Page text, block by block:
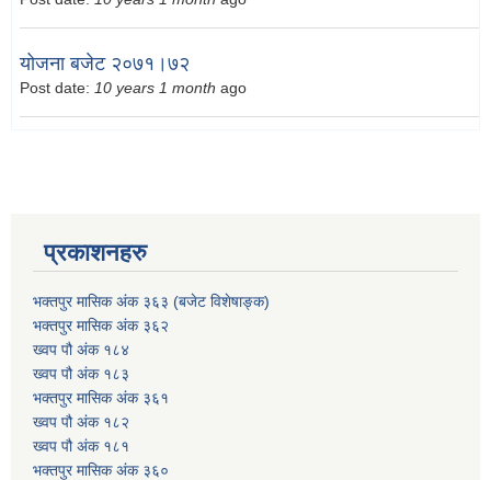
योजना बजेट २०७१।७२
Post date: 10 years 1 month ago
प्रकाशनहरु
भक्तपुर मासिक अंक ३६३ (बजेट विशेषाङ्क)
भक्तपुर मासिक अंक ३६२
ख्वप पौ अंक १८४
ख्वप पौ अंक १८३
भक्तपुर मासिक अंक ३६१
ख्वप पौ अंक १८२
ख्वप पौ अंक १८१
भक्तपुर मासिक अंक ३६०